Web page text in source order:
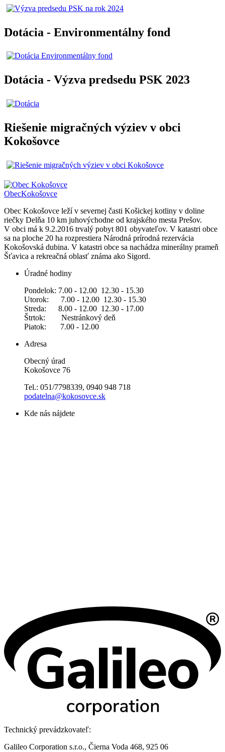
Dotácia - Environmentálny fond
Dotácia - Výzva predsedu PSK 2023
Riešenie migračných výziev v obci
Kokošovce
ObecKokošovce
Obec Kokošovce leží v severnej časti Košickej kotliny v doline
riečky Delňa 10 km juhovýchodne od krajského mesta Prešov.
V obci má k 9.2.2016 trvalý pobyt 801 obyvateľov. V katastri obce
sa na ploche 20 ha rozprestiera Národná prírodná rezervácia
Kokošovská dubina. V katastri obce sa nachádza minerálny prameň
Šťavica a rekreačná oblasť známa ako Sigord.
Úradné hodiny
Pondelok: 7.00 - 12.00 12.30 - 15.30
Utorok: 7.00 - 12.00 12.30 - 15.30
Streda: 8.00 - 12.00 12.30 - 17.00
Štrtok: Nestránkový deň
Piatok: 7.00 - 12.00
Adresa
Obecný úrad
Kokošovce 76
Tel.: 051/7798339, 0940 948 718
podatelna@kokosovce.sk
Kde nás nájdete
Technický prevádzkovateľ:
Galileo Corporation s.r.o., Čierna Voda 468, 925 06